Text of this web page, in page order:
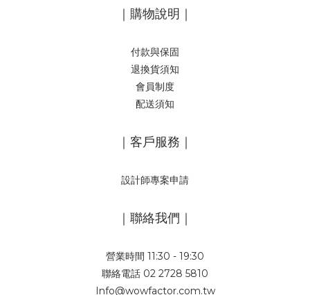
｜購物說明｜
付款與保固
退換貨須知
會員制度
配送須知
｜客戶服務｜
設計師專案申請
｜聯絡我們｜
營業時間 11:30 - 19:30
聯絡電話 02 2728 5810
Info@wowfactor.com.tw